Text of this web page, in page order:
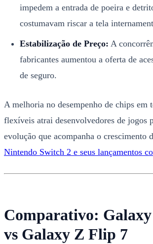
impedem a entrada de poeira e
costumavam riscar a tela
Estabilização de Preço: A
fabricantes aumentou a oferta de
de seguro.
A melhoria no desempenho de chips em
flexíveis atrai desenvolvedores de jogos
evolução que acompanha o crescimento
Nintendo Switch 2 e seus lançamentos
Comparativo:
vs Galaxy Z Flip 7